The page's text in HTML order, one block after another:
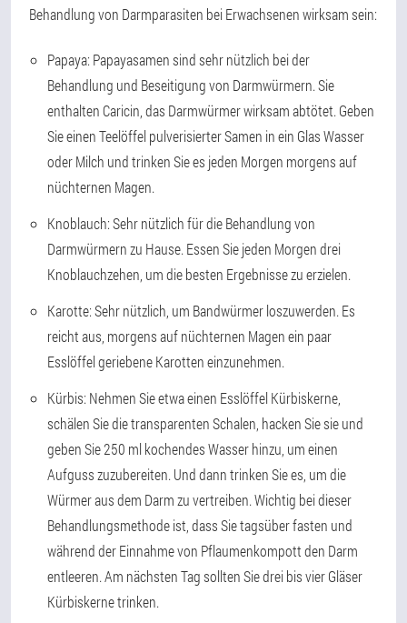
Behandlung von Darmparasiten bei Erwachsenen wirksam sein:
Papaya: Papayasamen sind sehr nützlich bei der
Behandlung und Beseitigung von Darmwürmern. Sie
enthalten Caricin, das Darmwürmer wirksam abtötet. Geben
Sie einen Teelöffel pulverisierter Samen in ein Glas Wasser
oder Milch und trinken Sie es jeden Morgen morgens auf
nüchternen Magen.
Knoblauch:Sehr nützlich für die Behandlung von
Darmwürmern zu Hause. Essen Sie jeden Morgen drei
Knoblauchzehen, um die besten Ergebnisse zu erzielen.
Karotte:Sehr nützlich, um Bandwürmer loszuwerden. Es
reicht aus, morgens auf nüchternen Magen ein paar
Esslöffel geriebene Karotten einzunehmen.
Kürbis: Nehmen Sie etwa einen Esslöffel Kürbiskerne,
schälen Sie die transparenten Schalen, hacken Sie sie und
geben Sie 250 ml kochendes Wasser hinzu, um einen
Aufguss zuzubereiten. Und dann trinken Sie es, um die
Würmer aus dem Darm zu vertreiben. Wichtig bei dieser
Behandlungsmethode ist, dass Sie tagsüber fasten und
während der Einnahme von Pflaumenkompott den Darm
entleeren. Am nächsten Tag sollten Sie drei bis vier Gläser
Kürbiskerne trinken.